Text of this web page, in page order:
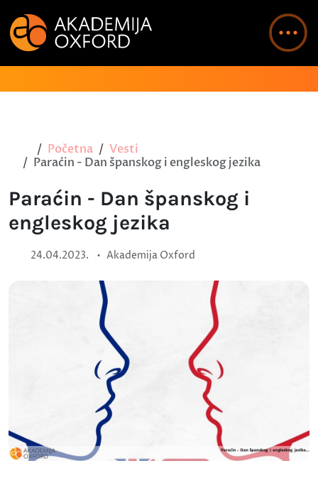
Početna
Vesti
Paraćin - Dan španskog i engleskog jezika
Paraćin - Dan španskog i
engleskog jezika
24.04.2023. • Akademija Oxford